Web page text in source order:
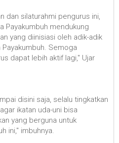
dan silaturahmi pengurus ini,
Payakumbuh mendukung
yang diinisiasi oleh adik-adik
Semoga
dapat lebih aktif lagi," Ujar
disini saja, selalu tingkatkan
ikatan uda-uni bisa
yang berguna untuk
ini," imbuhnya.